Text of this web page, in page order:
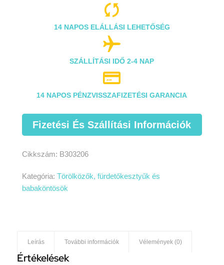

14 NAPOS ELÁLLÁSI LEHETŐSÉG

SZÁLLÍTÁSI IDŐ 2-4 NAP

14 NAPOS PÉNZVISSZAFIZETÉSI GARANCIA
Fizetési És Szállítási Információk
Cikkszám: B303206
Kategória: Törölközők, fürdetőkesztyűk és
babaköntösök
Leírás További információk Vélemények (0)
Értékelések